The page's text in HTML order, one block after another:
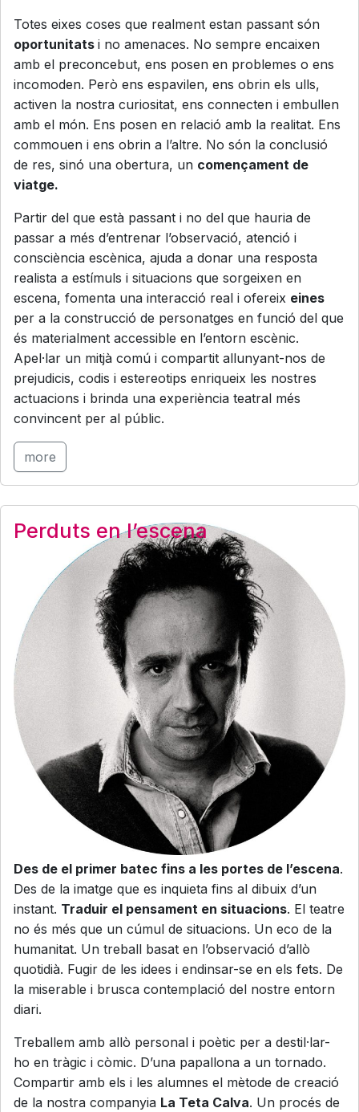
Totes eixes coses que realment estan passant són
oportunitats i no amenaces. No sempre encaixen
amb el preconcebut, ens posen en problemes o ens
incomoden. Però ens espavilen, ens obrin els ulls,
activen la nostra curiositat, ens connecten i embullen
amb el món. Ens posen en relació amb la realitat. Ens
commouen i ens obrin a l’altre. No són la conclusió
de res, sinó una obertura, un començament de
viatge.
Partir del que està passant i no del que hauria de
passar a més d’entrenar l’observació, atenció i
consciència escènica, ajuda a donar una resposta
realista a estímuls i situacions que sorgeixen en
escena, fomenta una interacció real i ofereix eines
per a la construcció de personatges en funció del que
és materialment accessible en l’entorn escènic.
Apel·lar un mitjà comú i compartit allunyant-nos de
prejudicis, codis i estereotips enriqueix les nostres
actuacions i brinda una experiència teatral més
convincent per al públic.
more
Perduts en l’escena
Des de el primer batec fins a les portes de l’escena.
Des de la imatge que es inquieta fins al dibuix d’un
instant. Traduir el pensament en situacions. El teatre
no és més que un cúmul de situacions. Un eco de la
humanitat. Un treball basat en l’observació d’allò
quotidià. Fugir de les idees i endinsar-se en els fets. De
la miserable i brusca contemplació del nostre entorn
diari.
Treballem amb allò personal i poètic per a destil·lar-
ho en tràgic i còmic. D’una papallona a un tornado.
Compartir amb els i les alumnes el mètode de creació
de la nostra companyia La Teta Calva. Un procés de